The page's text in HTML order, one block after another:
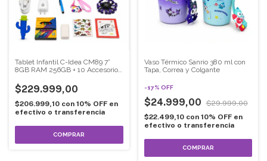
Tablet Infantil C-Idea CM89 7”
8GB RAM 256GB + 10 Accesorios
$229.999,00
$206.999,10 con 10% OFF en
efectivo o transferencia
COMPRAR
Vaso Térmico Sanrio 380 ml con
Tapa, Correa y Colgante
-17% OFF
$24.999,00
$29.999,00
$22.499,10 con 10% OFF en
efectivo o transferencia
COMPRAR